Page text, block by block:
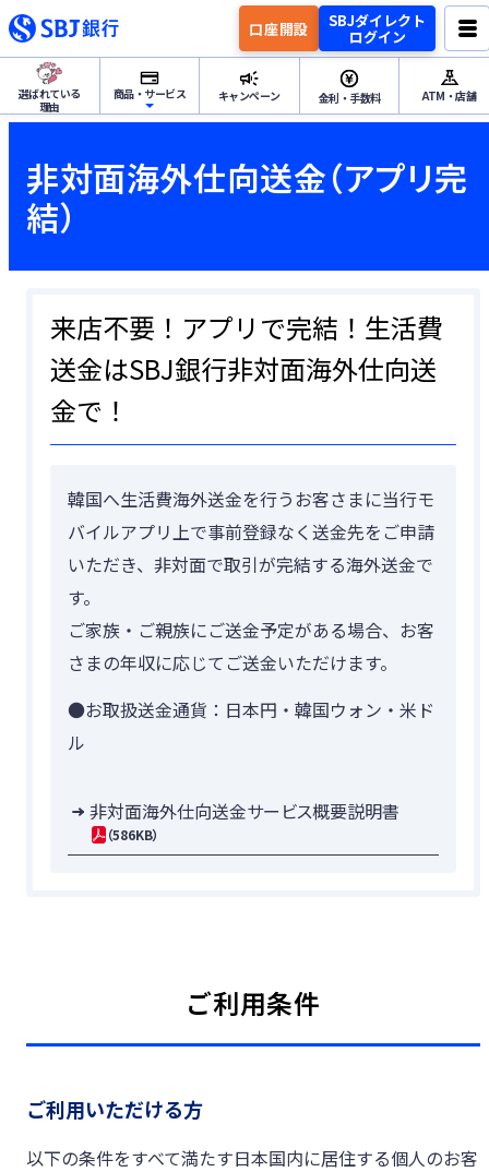
口座開設 SBJダイレクト
ログイン
選ばれている
理由
商品・サービス
ためる・ふやすトップ
外貨預金
資産運用
つかう
つかうトップ
各種サービス
各種お手続き
外貨両替
海外送金
かりる
かりるトップ
キャンペーン 金利・手数料 ATM・店舗
非対面海外仕向送金（アプリ完
結）
来店不要！アプリで完結！生活費
送金はSBJ銀行非対面海外仕向送
金で！
韓国へ生活費海外送金を行うお客さまに当行モ
バイルアプリ上で事前登録なく送金先をご申請
いただき、非対面で取引が完結する海外送金で
す。
ご家族・ご親族にご送金予定がある場合、お客
さまの年収に応じてご送金いただけます。
●お取扱送金通貨：日本円・韓国ウォン・米ド
ル
非対面海外仕向送金サービス概要説明書
（586KB）
ご利用条件
ご利用いただける方
以下の条件をすべて満たす日本国内に居住する個人のお客